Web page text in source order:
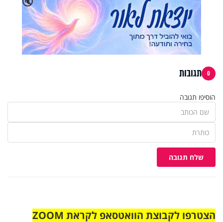
0 תגובות
הוסיפו תגובה
שלח תגובה
הצטרפו לקבוצת הוואטסאפ לקראת ZOOM